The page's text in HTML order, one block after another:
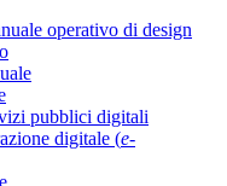
operativo di design
pubblici digitali
digitale (e-